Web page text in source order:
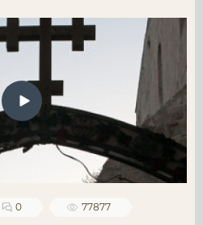
0 77877